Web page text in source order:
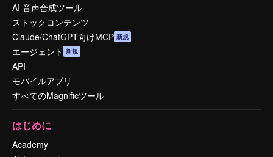
AI 音声合成ツール
ストックコンテンツ
Claude/ChatGPT向けMCP 新規
エージェント 新規
API
モバイルアプリ
すべてのMagnificツール
はじめに
Academy